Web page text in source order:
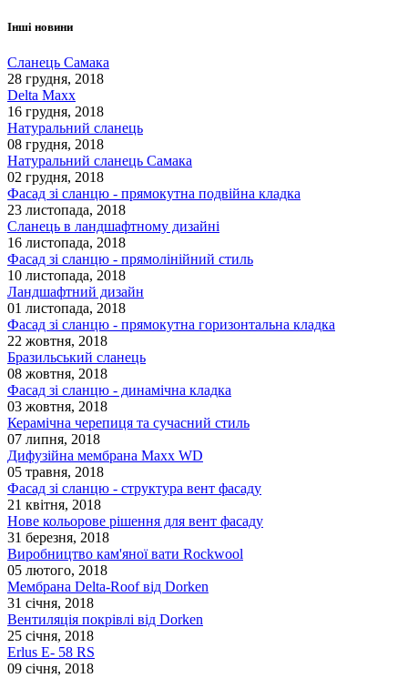
Інші новини
Сланець Самака
28 грудня, 2018
Delta Maxx
16 грудня, 2018
Натуральний сланець
08 грудня, 2018
Натуральний сланець Самака
02 грудня, 2018
Фасад зі сланцю - прямокутна подвійна кладка
23 листопада, 2018
Сланець в ландшафтному дизайні
16 листопада, 2018
Фасад зі сланцю - прямолінійний стиль
10 листопада, 2018
Ландшафтний дизайн
01 листопада, 2018
Фасад зі сланцю - прямокутна горизонтальна кладка
22 жовтня, 2018
Бразильський сланець
08 жовтня, 2018
Фасад зі сланцю - динамічна кладка
03 жовтня, 2018
Керамічна черепиця та сучасний стиль
07 липня, 2018
Дифузійна мембрана Maxx WD
05 травня, 2018
Фасад зі сланцю - структура вент фасаду
21 квітня, 2018
Нове кольорове рішення для вент фасаду
31 березня, 2018
Виробництво кам'яної вати Rockwool
05 лютого, 2018
Мембрана Delta-Roof від Dorken
31 січня, 2018
Вентиляція покрівлі від Dorken
25 січня, 2018
Erlus E- 58 RS
09 січня, 2018